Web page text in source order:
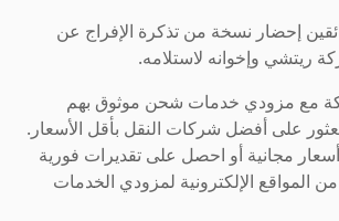
إحضار نسخة من تذكرة الإفراج عن
ريتشي وإخوانه لاستلامه.
مع مزودي خدمات شحن موثوق بهم
على أفضل شركات النقل بأقل الأسعار.
مجانية أو احصل على تقديرات فورية
المواقع الإلكترونية لمزودي الخدمات